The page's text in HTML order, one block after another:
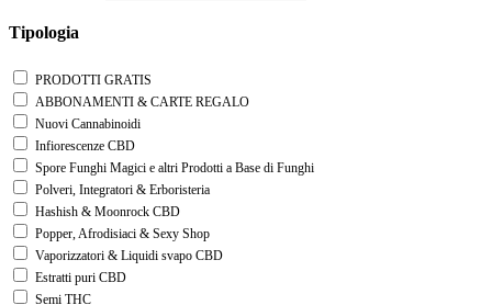
Tipologia
PRODOTTI GRATIS
ABBONAMENTI & CARTE REGALO
Nuovi Cannabinoidi
Infiorescenze CBD
Spore Funghi Magici e altri Prodotti a Base di Funghi
Polveri, Integratori & Erboristeria
Hashish & Moonrock CBD
Popper, Afrodisiaci & Sexy Shop
Vaporizzatori & Liquidi svapo CBD
Estratti puri CBD
Semi THC